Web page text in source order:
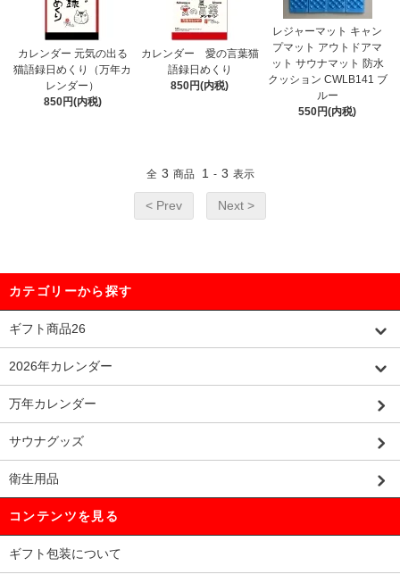
カレンダー 元気の出る
猫語録日めくり（万年カ
レンダー）
850円(内税)
カレンダー 愛の言葉猫
語録日めくり
850円(内税)
レジャーマット キャン
プマット アウトドアマ
ット サウナマット 防水
クッション CWLB141 ブ
ルー
550円(内税)
全 3 商品 1 - 3 表示
< Prev Next >
カテゴリーから探す
ギフト商品26
2026年カレンダー
万年カレンダー
サウナグッズ
衛生用品
コンテンツを見る
ギフト包装について